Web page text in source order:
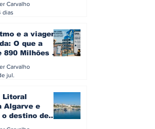
europeu
Carvalho
dias
e a viagem
O que a
890 Milhões à
do turista na
Carvalho
jul.
Litoral
Algarve e
o destino de